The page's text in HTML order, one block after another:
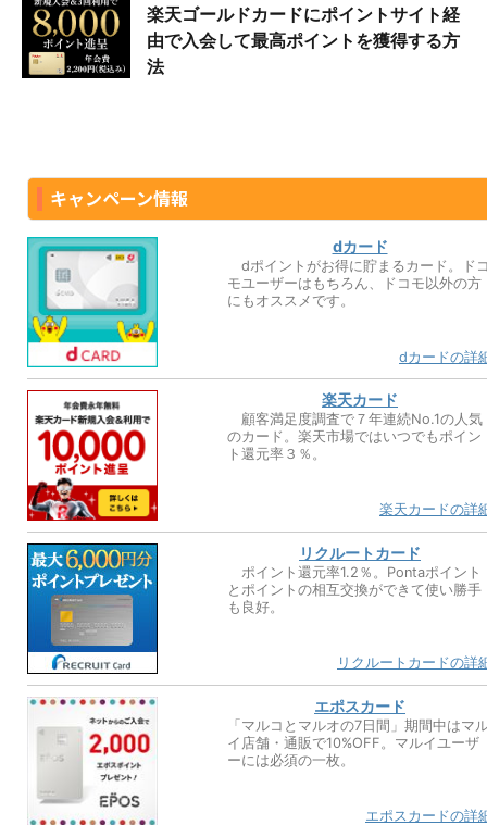
楽天ゴールドカードにポイントサイト経
由で入会して最高ポイントを獲得する方
法
キャンペーン情報
dカード
dポイントがお得に貯まるカード。ド
モユーザーはもちろん、ドコモ以外の方
にもオススメです。
dカードの詳
楽天カード
顧客満足度調査で７年連続No.1の人気
のカード。楽天市場ではいつでもポイン
ト還元率３％。
楽天カードの詳
リクルートカード
ポイント還元率1.2％。Pontaポイント
とポイントの相互交換ができて使い勝手
も良好。
リクルートカードの詳
エポスカード
「マルコとマルオの7日間」期間中はマ
イ店舗・通販で10%OFF。マルイユーザ
ーには必須の一枚。
エポスカードの詳